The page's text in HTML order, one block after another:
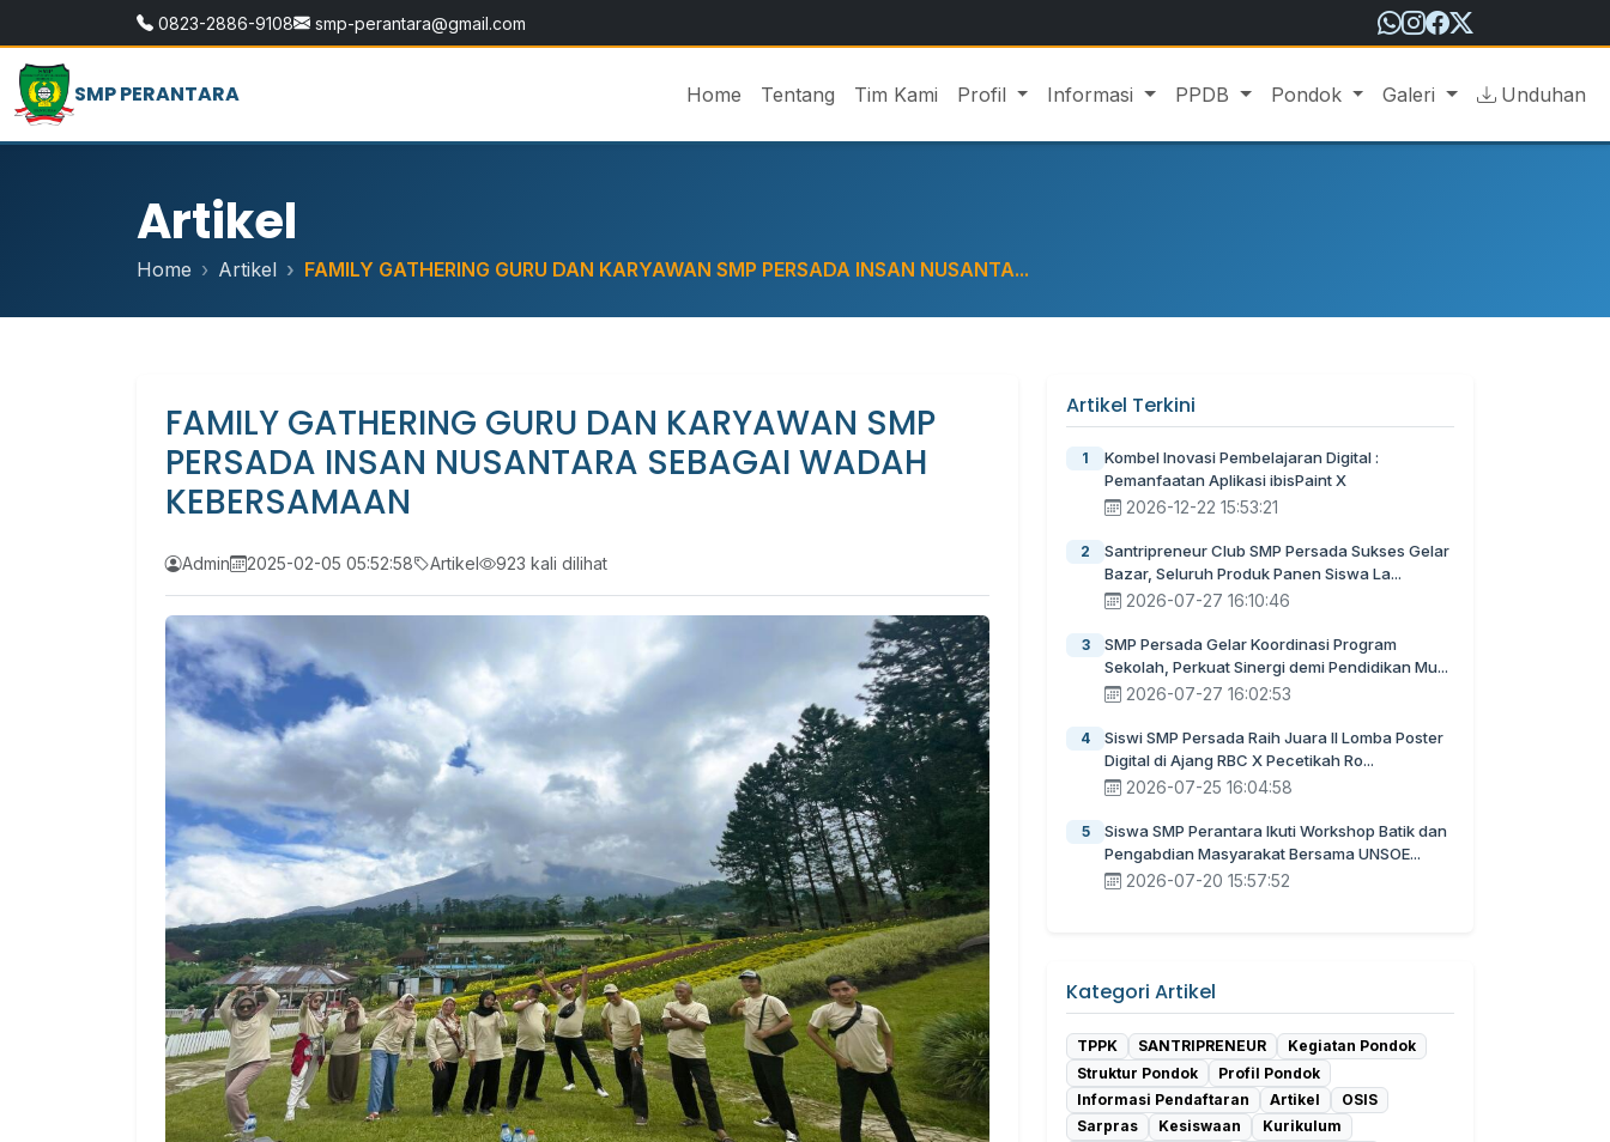
0823-2886-9108 smp-perantara@gmail.com
SMP PERANTARA Home Tentang Tim Kami Profil Informasi PPDB Pondok Galeri Unduhan
Artikel
Home Artikel FAMILY GATHERING GURU DAN KARYAWAN SMP PERSADA INSAN NUSANTA...
FAMILY GATHERING GURU DAN KARYAWAN SMP
PERSADA INSAN NUSANTARA SEBAGAI WADAH
KEBERSAMAAN
Admin 2025-02-05 05:52:58 Artikel 923 kali dilihat
Artikel Terkini
1
Kombel Inovasi Pembelajaran Digital :
Pemanfaatan Aplikasi ibisPaint X
2026-12-22 15:53:21
2
Santripreneur Club SMP Persada Sukses Gelar
Bazar, Seluruh Produk Panen Siswa La...
2026-07-27 16:10:46
3
SMP Persada Gelar Koordinasi Program
Sekolah, Perkuat Sinergi demi Pendidikan Mu...
2026-07-27 16:02:53
4
Siswi SMP Persada Raih Juara II Lomba Poster
Digital di Ajang RBC X Pecetikah Ro...
2026-07-25 16:04:58
5
Siswa SMP Perantara Ikuti Workshop Batik dan
Pengabdian Masyarakat Bersama UNSOE...
2026-07-20 15:57:52
Kategori Artikel
TPPK SANTRIPRENEUR
Kegiatan Pondok
Struktur Pondok
Profil Pondok
Informasi Pendaftaran
Artikel
OSIS
Sarpras
Kesiswaan
Kurikulum